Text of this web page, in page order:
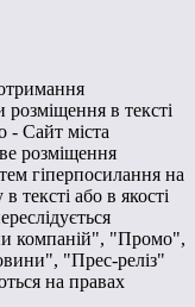
в тексті
- Сайт міста
розміщення
гіперпосилання на
тексті або в якості
компаній", "Промо",
"Прес-реліз"
на правах